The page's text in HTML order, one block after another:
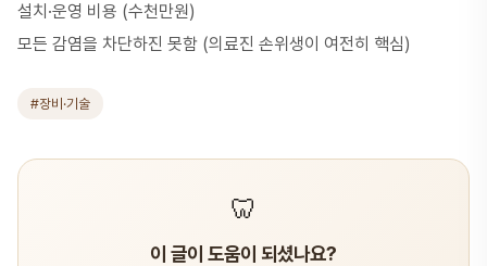
설치·운영 비용 (수천만원)
모든 감염을 차단하진 못함 (의료진 손위생이 여전히 핵심)
#장비·기술
🦷
이 글이 도움이 되셨나요?